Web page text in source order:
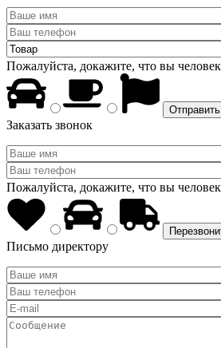
Пожалуйста, докажите, что вы
Заказать звонок
Пожалуйста, докажите, что вы
Письмо директору